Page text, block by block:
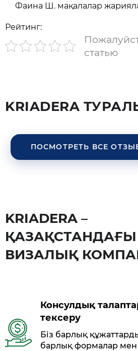
Фаина Ш. мақалалар
Рейтинг:
статью
KRIADERA
ПОСМОТРЕТЬ ВСЕ
KRIADERA –
ВИЗАЛЫҚ
Консулдық
тексеру
Біз барлық
барлық формалар мен